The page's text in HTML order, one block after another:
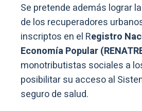
Se pretende además lograr
de los recuperadores
inscriptos en el Registro
Economía Popular
monotributistas sociales a
posibilitar su acceso al
seguro de salud.